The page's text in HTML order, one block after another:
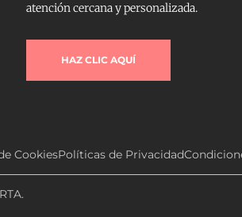
atención cercana y personalizada.
HAZ CLIC AQUÍ
CookiesPolíticas de Privacidad